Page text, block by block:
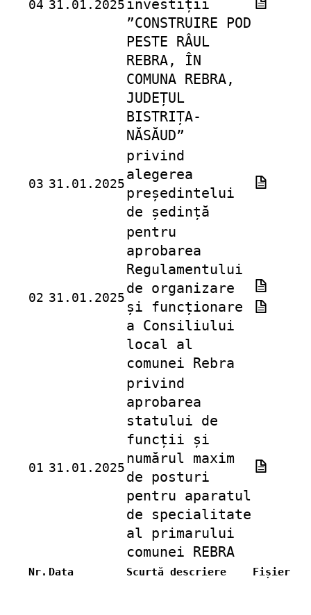
04 31.01.2025investiții
”CONSTRUIRE POD
PESTE RÂUL
REBRA, ÎN
COMUNA REBRA,
JUDEȚUL
BISTRIȚA-
NĂSĂUD”
03 31.01.2025
privind
alegerea
președintelui
de ședință
02 31.01.2025
pentru
aprobarea
Regulamentului
de organizare
și funcționare
a Consiliului
local al
comunei Rebra
01 31.01.2025
privind
aprobarea
statului de
funcții și
numărul maxim
de posturi
pentru aparatul
de specialitate
al primarului
comunei REBRA
Nr. Data Scurtă descriere Fișier